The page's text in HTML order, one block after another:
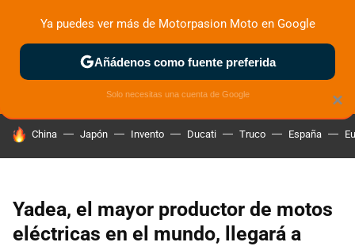
ZONA DE PRUEBAS DEPORTIVAS MOTOS ELÉCTRICAS
HOY SE HABLA DE
China Japón Invento Ducati Truco España
Yadea, el mayor productor de motos
eléctricas en el mundo, llegará a
×
Ya puedes ver más de Motorpasion Moto en Google
Añádenos como fuente preferida
Solo necesitas una cuenta de Google